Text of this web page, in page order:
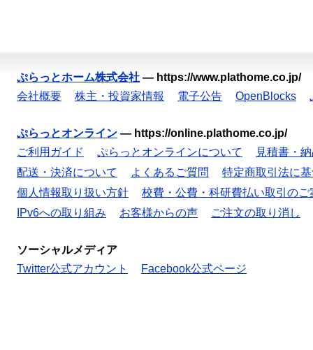
ぷらっとホーム株式会社 — https://www.plathome.co.jp/
会社概要
株主・投資家情報 電子公告 OpenBlocks
ぷらっとオンライン — https://online.plathome.co.jp/
ご利用ガイド
ぷらっとオンラインについて
見積書・
配送・決済について
よくあるご質問
特定商取引法に
個人情報取り扱い方針
校費・公費・科研費払い取引のご
IPv6への取り組み
お客様からの声 ご注文の取り消し
ソーシャルメディア
Twitter公式アカウント
Facebook公式ページ